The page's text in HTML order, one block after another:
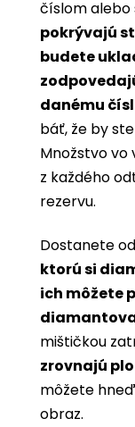
číslom alebo
pokrývajú
budete
danému
báť, že by
Množstvo vo
z každého
rezervu.
Dostanete
ktorú si
ich môžete
mištičkou
zrovnajú
môžete
obraz.